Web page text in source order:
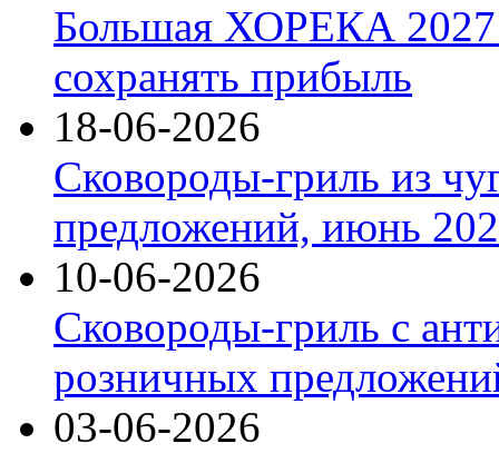
Большая ХОРЕКА 2027:
сохранять прибыль
18-06-2026
Сковороды-гриль из
предложений, июнь
10-06-2026
Сковороды-гриль с
розничных
03-06-2026